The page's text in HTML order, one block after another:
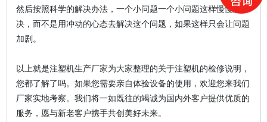
然后按照科学的解决办法，一个小问题一个小问题这样慢慢解
决，而不是用冲动的心态去解决这个问题，如果这样只会让问题
加剧。
以上就是注塑机生产厂家为大家整理的关于注塑机的检修说明，
您都了解了吗。如果您需要亲自体验设备的使用，欢迎您来我们
厂家实地考察。我们将一如既往的竭诚为国内外客户提供优质的
服务，愿与新老客户携手共创美好未来。